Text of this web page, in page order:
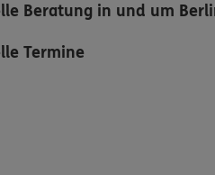
Beratung in und um
Termine